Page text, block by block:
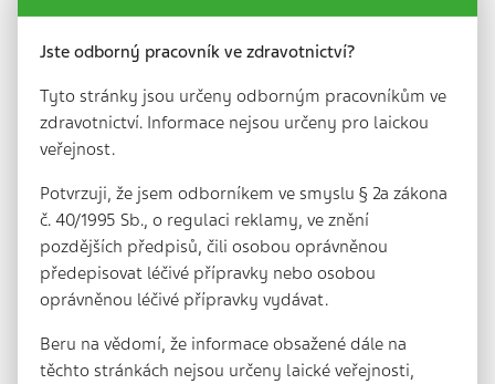
pravidla společenské morálky, občanského soužití,
dobré mravy nebo obecně závazné právními předpisy,
ani obsahovat náboženský či politický podtext.
Současně tyto nesmí mít vulgární, rasistický nebo jiný
obecně nepřijatelný obsah sdělení.
Uživatel je povinen chránit přístupové údaje ke svému
osobám.
Uživatel je povinen jednat tak, aby nedošlo v
souvislosti s jeho účtem (vč. jeho projevů a jakýchkoliv
jednání) k porušení práv třetích osob (zejména práv
autorských, licenčních apod.).
Uživatel není oprávněn, jakkoliv dále šířit obsah
Kapitol zdraví.
Jste odborný pracovník ve zdravotnictví?
Tyto stránky jsou určeny odborným pracovníkům ve
zdravotnictví. Informace nejsou určeny pro laickou
veřejnost.
Potvrzuji, že jsem odborníkem ve smyslu § 2a zákona
č. 40/1995 Sb., o regulaci reklamy, ve znění
pozdějších předpisů, čili osobou oprávněnou
předepisovat léčivé přípravky nebo osobou
oprávněnou léčivé přípravky vydávat.
Beru na vědomí, že informace obsažené dále na
těchto stránkách nejsou určeny laické veřejnosti,